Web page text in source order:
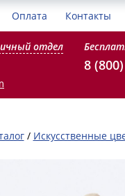
Оплата Контакты
отдел
8
/ Искусственные